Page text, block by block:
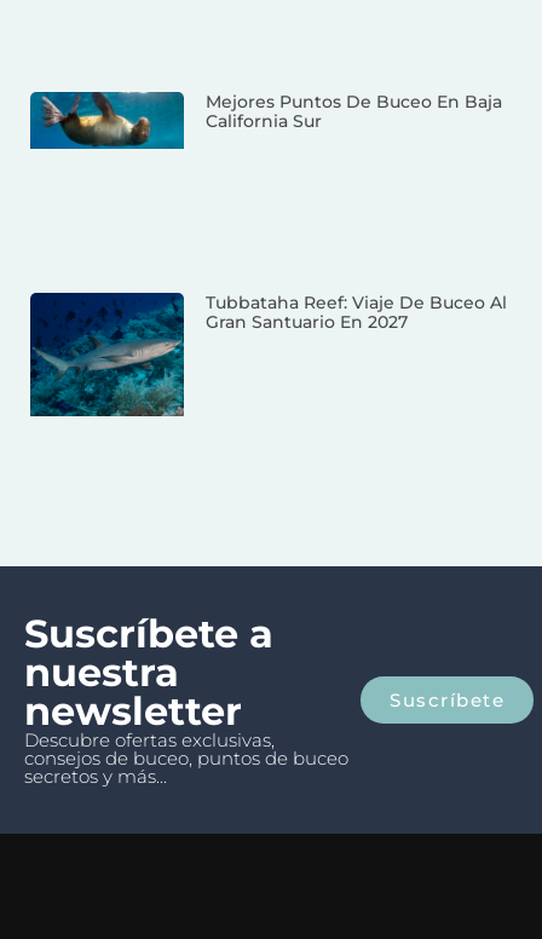
Mejores Puntos De Buceo En Baja
California Sur
Tubbataha Reef: Viaje De Buceo Al
Gran Santuario En 2027
Suscríbete a
nuestra
newsletter
Descubre ofertas exclusivas,
consejos de buceo, puntos de buceo
secretos y más...
Suscríbete